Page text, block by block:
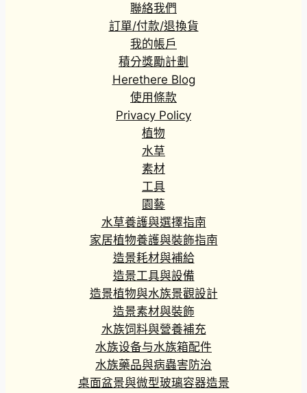
聯絡我們
訂單/付款/退換貨
我的帳戶
積分獎勵計劃
Herethere Blog
使用條款
Privacy Policy
植物
水草
素材
工具
園藝
水草養護與選擇指南
家居植物養護與裝飾指南
造景耗材與補給
造景工具與設備
造景植物與水族景觀設計
造景素材與裝飾
水族饲料與營養補充
水族设备与水族箱配件
水族藥品與病蟲害防治
桌面盆景與微型玻璃容器造景